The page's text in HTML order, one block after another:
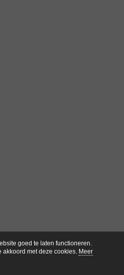
goed te laten functioneren.
akkoord met deze cookies. Meer